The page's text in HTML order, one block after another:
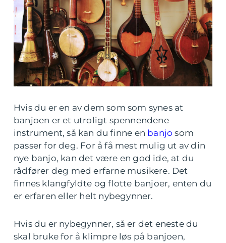
Hvis du er en av dem som som synes at
banjoen er et utroligt spennendene
instrument, så kan du finne en banjo som
passer for deg. For å få mest mulig ut av din
nye banjo, kan det være en god ide, at du
rådfører deg med erfarne musikere. Det
finnes klangfyldte og flotte banjoer, enten du
er erfaren eller helt nybegynner.
Hvis du er nybegynner, så er det eneste du
skal bruke for å klimpre løs på banjoen,